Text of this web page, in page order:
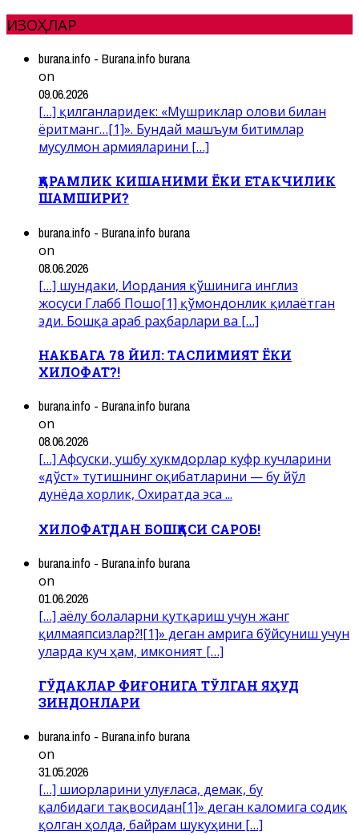
ИЗОҲЛАР
burana.info - Burana.info burana
on
09.06.2026
[…] қилганларидек: «Мушриклар олови билан
ёритманг…[1]». Бундай машъум битимлар
мусулмон армияларини […]
ҚАРАМЛИК КИШАНИМИ ЁКИ ЕТАКЧИЛИК
ШАМШИРИ?
burana.info - Burana.info burana
on
08.06.2026
[…] шундаки, Иордания қўшинига инглиз
жосуси Глабб Пошо[1] қўмондонлик қилаётган
эди. Бошқа араб раҳбарлари ва […]
НАКБАГА 78 ЙИЛ: ТАСЛИМИЯТ ЁКИ
ХИЛОФАТ?!
burana.info - Burana.info burana
on
08.06.2026
[…] Афсуски, ушбу ҳукмдорлар куфр кучларини
«дўст» тутишнинг оқибатларини — бу йўл
дунёда хорлик, Охиратда эса ...
ХИЛОФАТДАН БОШҚАСИ САРОБ!
burana.info - Burana.info burana
on
01.06.2026
[…] аёлу болаларни қутқариш учун жанг
қилмаяпсизлар?![1]» деган амрига бўйсуниш учун
уларда куч ҳам, имконият […]
ГЎДАКЛАР ФИҒОНИГА ТЎЛГАН ЯҲУД
ЗИНДОНЛАРИ
burana.info - Burana.info burana
on
31.05.2026
[…] шиорларини улуғласа, демак, бу
қалбидаги тақвосидан[1]» деган каломига содиқ
қолган ҳолда, байрам шукуҳини […]